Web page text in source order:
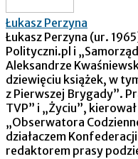
Łukasz Perzyna
Łukasz Perzyna (ur.
Polityczni.pl i
Aleksandrze
dziewięciu książek, w
z Pierwszej Brygady”.
TVP” i „Życiu”,
„Obserwatora
działaczem
redaktorem prasy